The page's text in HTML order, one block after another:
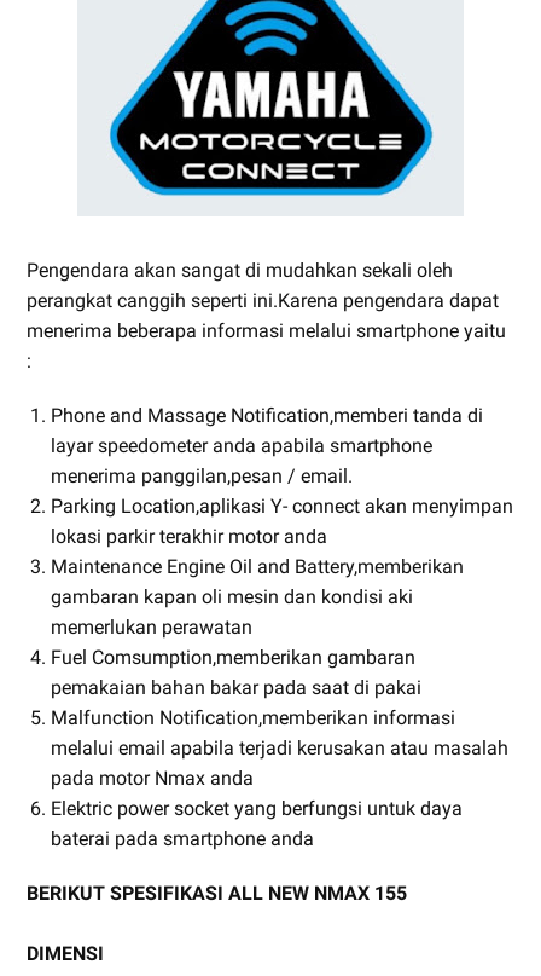
Pengendara akan sangat di mudahkan sekali oleh
perangkat canggih seperti ini.Karena pengendara dapat
menerima beberapa informasi melalui smartphone yaitu
:
Phone and Massage Notification,memberi tanda di
layar speedometer anda apabila smartphone
menerima panggilan,pesan / email.
Parking Location,aplikasi Y- connect akan menyimpan
lokasi parkir terakhir motor anda
Maintenance Engine Oil and Battery,memberikan
gambaran kapan oli mesin dan kondisi aki
memerlukan perawatan
Fuel Comsumption,memberikan gambaran
pemakaian bahan bakar pada saat di pakai
Malfunction Notification,memberikan informasi
melalui email apabila terjadi kerusakan atau masalah
pada motor Nmax anda
Elektric power socket yang berfungsi untuk daya
baterai pada smartphone anda
BERIKUT SPESIFIKASI ALL NEW NMAX 155
DIMENSI